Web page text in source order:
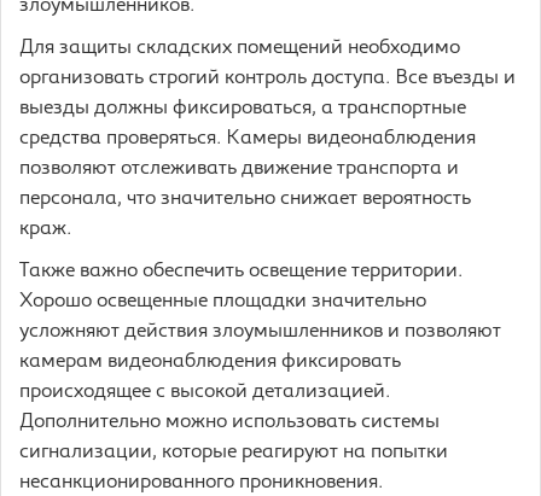
злоумышленников.
Для защиты складских помещений необходимо
организовать строгий контроль доступа. Все въезды и
выезды должны фиксироваться, а транспортные
средства проверяться. Камеры видеонаблюдения
позволяют отслеживать движение транспорта и
персонала, что значительно снижает вероятность
краж.
Также важно обеспечить освещение территории.
Хорошо освещенные площадки значительно
усложняют действия злоумышленников и позволяют
камерам видеонаблюдения фиксировать
происходящее с высокой детализацией.
Дополнительно можно использовать системы
сигнализации, которые реагируют на попытки
несанкционированного проникновения.